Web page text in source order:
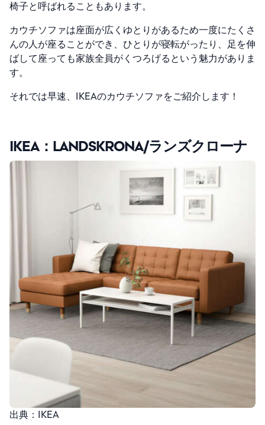
椅子と呼ばれることもあります。
カウチソファは座面が広くゆとりがあるため一度にたくさ
んの人が座ることができ、ひとりが寝転がったり、足を伸
ばして座っても家族全員がくつろげるという魅力がありま
す。
それでは早速、IKEAのカウチソファをご紹介します！
IKEA：LANDSKRONA/ランズクローナ
出典：IKEA